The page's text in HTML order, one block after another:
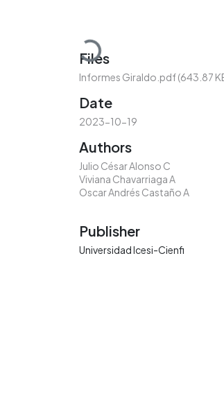
Loading...
Files
Informes Giraldo.pdf(643.87
Date
2023-10-19
Authors
Julio César Alonso C
Viviana Chavarriaga A
Oscar Andrés Castaño A
Publisher
Universidad Icesi-Cienfi